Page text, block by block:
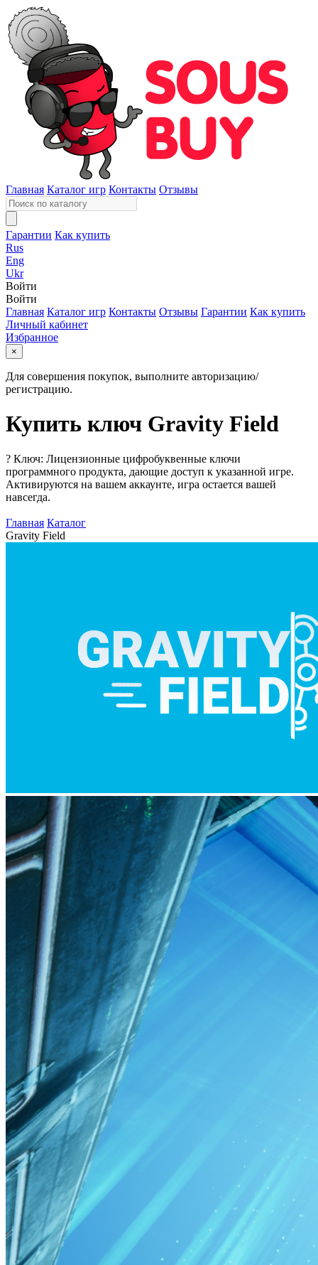
Главная Каталог игр Контакты Отзывы
Гарантии Как купить
Rus
Eng
Ukr
Войти
Войти
Главная Каталог игр Контакты Отзывы Гарантии Как купить
Личный кабинет
Избранное
×
Для совершения покупок, выполните авторизацию/
регистрацию.
Купить ключ Gravity Field
? Ключ: Лицензионные цифробуквенные ключи
программного продукта, дающие доступ к указанной игре.
Активируются на вашем аккаунте, игра остается вашей
навсегда.
Главная Каталог
Gravity Field